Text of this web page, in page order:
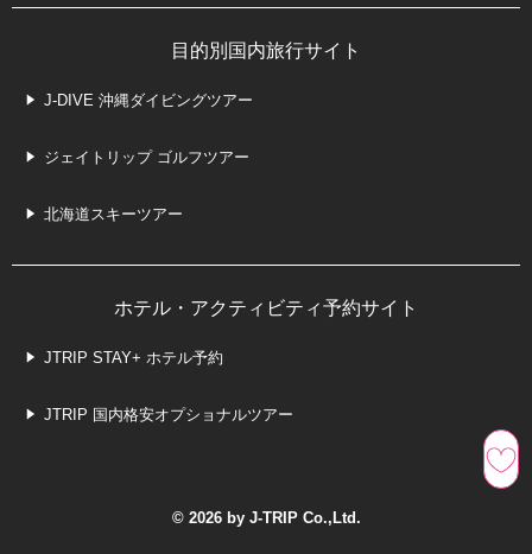
目的別国内旅行サイト
J-DIVE 沖縄ダイビングツアー
ジェイトリップ ゴルフツアー
北海道スキーツアー
ホテル・アクティビティ予約サイト
JTRIP STAY+ ホテル予約
JTRIP 国内格安オプショナルツアー
© 2026 by J-TRIP Co.,Ltd.